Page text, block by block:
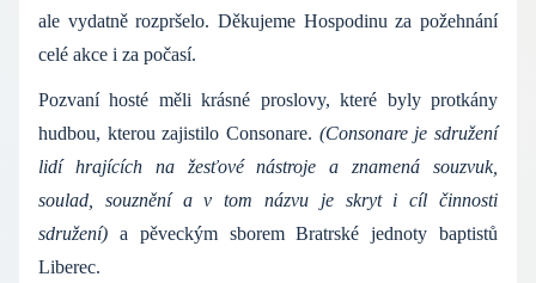
ale vydatně rozpršelo. Děkujeme Hospodinu za požehnání
celé akce i za počasí.
Pozvaní hosté měli krásné proslovy, které byly protkány
hudbou, kterou zajistilo Consonare. (Consonare je sdružení
lidí hrajících na žesťové nástroje a znamená souzvuk,
soulad, souznění a v tom názvu je skryt i cíl činnosti
sdružení) a pěveckým sborem Bratrské jednoty baptistů
Liberec.